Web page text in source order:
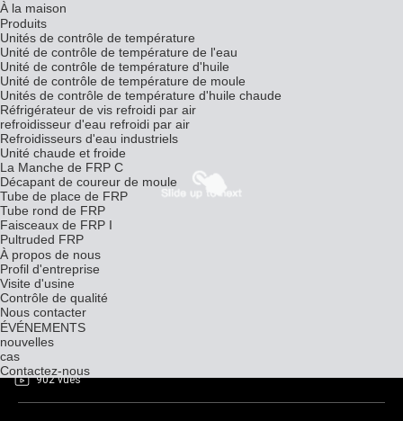
À la maison
Produits
Unités de contrôle de température
Unité de contrôle de température de l'eau
Unité de contrôle de température d'huile
Unité de contrôle de température de moule
Unités de contrôle de température d'huile chaude
Réfrigérateur de vis refroidi par air
refroidisseur d'eau refroidi par air
Refroidisseurs d'eau industriels
Unité chaude et froide
La Manche de FRP C
Décapant de coureur de moule
Tube de place de FRP
Tube rond de FRP
Faisceaux de FRP I
Pultruded FRP
À propos de nous
Profil d'entreprise
Visite d'usine
Contrôle de qualité
Nous contacter
ÉVÉNEMENTS
nouvelles
cas
Contactez-nous
Tour de refroidissement fermée industrielle
902 vues